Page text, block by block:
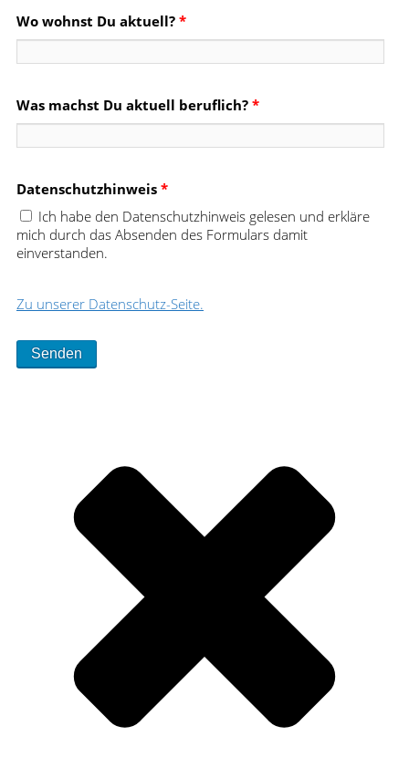
Wo wohnst Du aktuell? *
Was machst Du aktuell beruflich? *
Datenschutzhinweis *
Ich habe den Datenschutzhinweis gelesen und erkläre
mich durch das Absenden des Formulars damit
einverstanden.
Zu unserer Datenschutz-Seite.